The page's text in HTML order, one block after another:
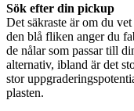
Sök efter din pickup
Det säkraste är om du
den blå fliken anger du
de nålar som passar till
alternativ, ibland är det
stor
plasten.